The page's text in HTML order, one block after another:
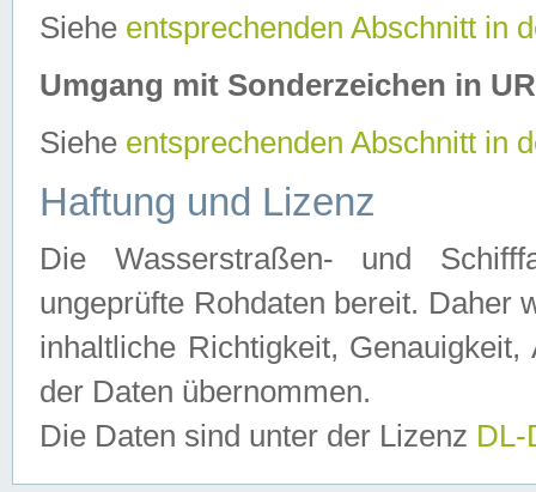
Siehe entsprechenden Abschnitt in
Umgang mit Sonderzeichen in
Siehe entsprechenden Abschnitt in
Haftung und Lizenz
Die Wasserstraßen- und
ungeprüfte Rohdaten bereit. Daher
inhaltliche Richtigkeit,
der Daten übernommen.
Die Daten sind unter der Lizenz